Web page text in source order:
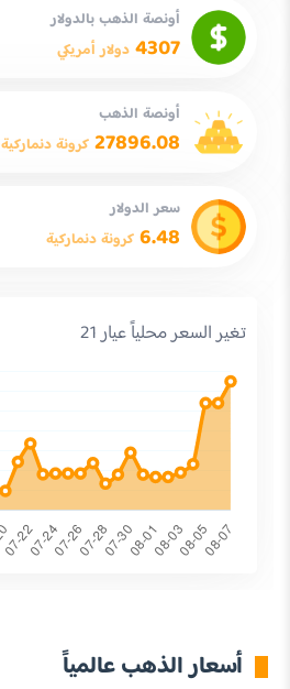
أونصة الذهب بالدولار
4307 دولار أمريكي
أونصة الذهب
27896.08 كرونة دنماركية
سعر الدولار
6.48 كرونة دنماركية
تغير السعر محلياً عيار 21
أسعار الذهب عالمياً